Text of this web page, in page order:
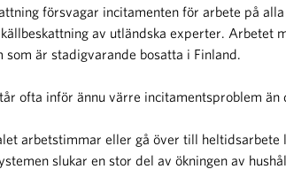
försvagar incitamenten för arbete på
av utländska experter. Arbetet
är stadigvarande bosatta i Finland.
ofta inför ännu värre incitamentsproblem än
arbetstimmar eller gå över till
slukar en stor del av ökningen av